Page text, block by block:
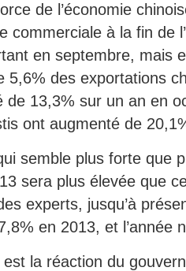
de l’économie
commerciale à la fin de
en septembre, mais
5,6% des exportations
de 13,3% sur un an en
ont augmenté de
semble plus forte que
sera plus élevée que
experts, jusqu’à
en 2013, et l’année
la réaction du